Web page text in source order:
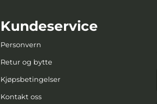
Kundeservice
Personvern
Retur og bytte
Kjøpsbetingelser
Kontakt oss